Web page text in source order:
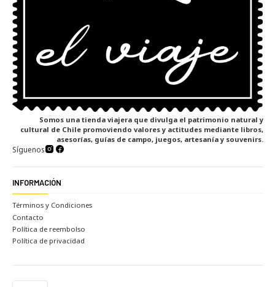
Somos una tienda viajera que divulga el patrimonio natural y
cultural de Chile promoviendo valores y actitudes mediante libros,
asesorías, guías de campo, juegos, artesanía y souvenirs.
Síguenos
INFORMACIÓN
Términos y Condiciones
Contacto
Política de reembolso
Política de privacidad